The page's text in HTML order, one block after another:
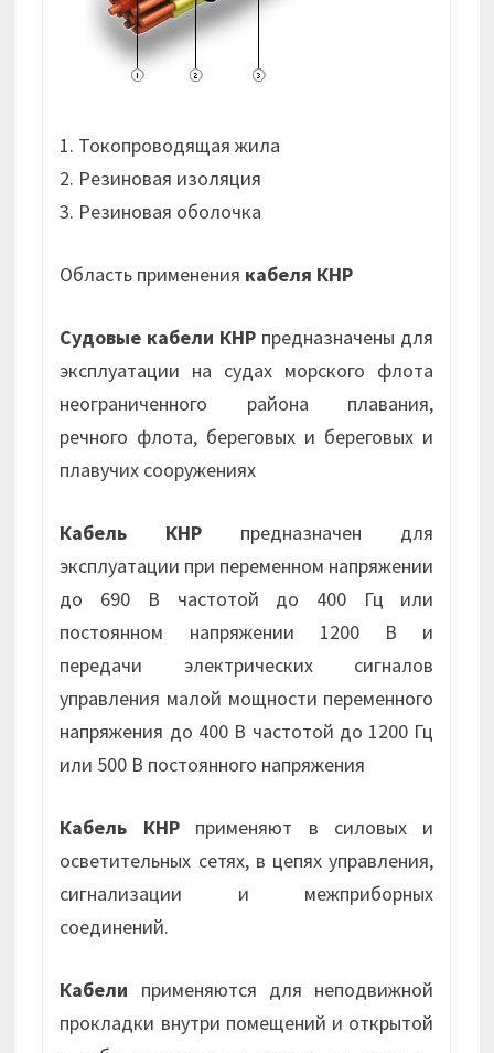
1. Токопроводящая жила
2. Резиновая изоляция
3. Резиновая оболочка
Область применения кабеля КНР
Судовые кабели КНР предназначены для
эксплуатации на судах морского флота
неограниченного района плавания,
речного флота, береговых и береговых и
плавучих сооружениях
Кабель КНР предназначен для
эксплуатации при переменном напряжении
до 690 В частотой до 400 Гц или
постоянном напряжении 1200 В и
передачи электрических сигналов
управления малой мощности переменного
напряжения до 400 В частотой до 1200 Гц
или 500 В постоянного напряжения
Кабель КНРприменяют в силовых и
осветительных сетях, в цепях управления,
сигнализации и межприборных
соединений.
Кабели применяются для неподвижной
прокладки внутри помещений и открытой